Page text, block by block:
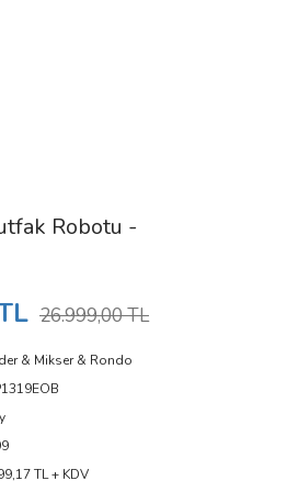
Robotu -
26.999,00 TL
& Mikser & Rondo
TL + KDV